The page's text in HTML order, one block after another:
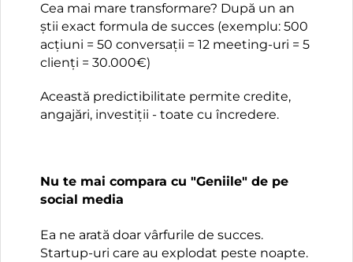
Cea mai mare transformare? După un an
știi exact formula de succes (exemplu: 500
acțiuni = 50 conversații = 12 meeting-uri = 5
clienți = 30.000€)
Această predictibilitate permite credite,
angajări, investiții - toate cu încredere.
Nu te mai compara cu "Geniile" de pe
social media
Ea ne arată doar vârfurile de succes.
Startup-uri care au explodat peste noapte.